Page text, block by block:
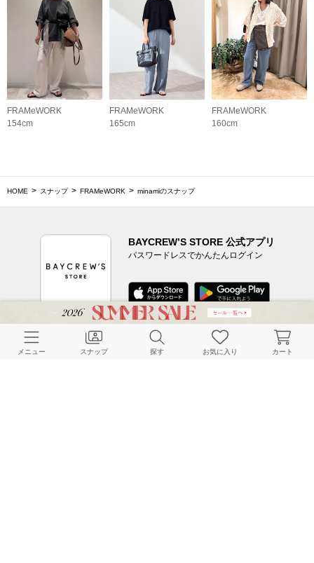
FRAMeWORK
154cm
FRAMeWORK
165cm
FRAMeWORK
160cm
HOME スナップ FRAMeWORK minamiのスナップ
BAYCREW’S STORE 公式アプリ
パスワードレスでかんたんログイン
CUSTOMER SERVICE
メニュー スナップ 探す お気に入り カート